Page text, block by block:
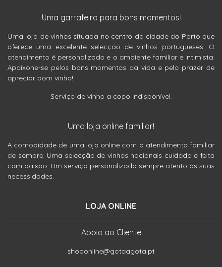
Uma garrafeira para bons momentos!
Uma loja de vinhos situada no centro da cidade do Porto que
oferece uma excelente selecção de vinhos portugueses. O
atendimento é personalizado e o ambiente familiar e intimista.
Apaixone-se pelos bons momentos da vida e pelo prazer de
apreciar bom vinho!
Serviço de vinho a copo indisponível.
Uma loja online familiar!
A comodidade de uma loja online com o atendimento familiar
de sempre. Uma selecção de vinhos nacionais cuidada e feita
com paixão. Um serviço personalizado sempre atento às suas
necessidades.
LOJA ONLINE
Apoio ao Cliente
shoponline@gotaagota.pt